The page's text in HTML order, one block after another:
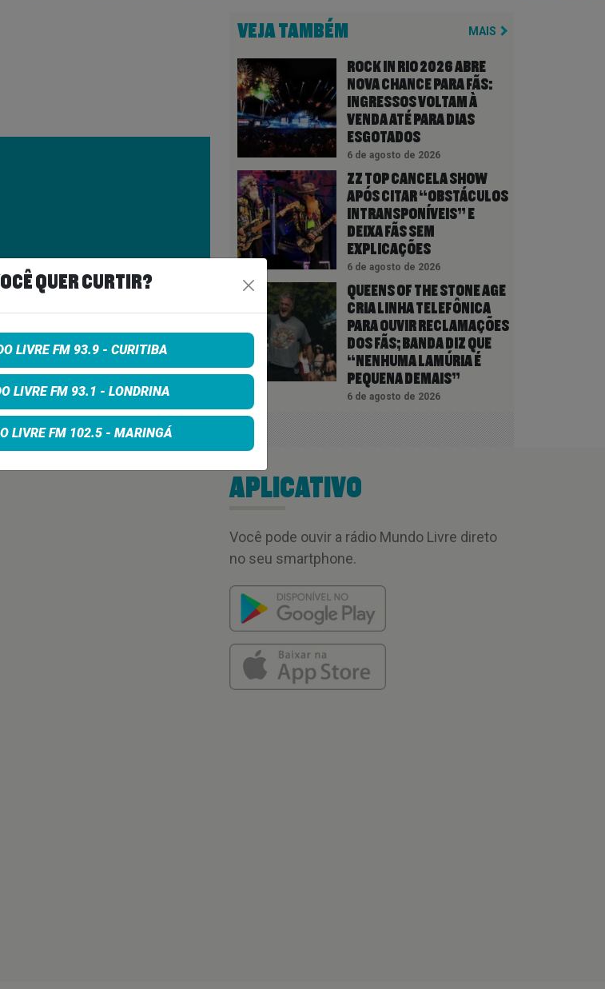
VEJA TAMBÉM MAIS
ROCK IN RIO 2026 ABRE
NOVA CHANCE PARA FÃS:
INGRESSOS VOLTAM À
VENDA ATÉ PARA DIAS
ESGOTADOS
6 de agosto de 2026
ZZ TOP CANCELA SHOW
APÓS CITAR “OBSTÁCULOS
INTRANSPONÍVEIS” E
DEIXA FÃS SEM
EXPLICAÇÕES
6 de agosto de 2026
QUEENS OF THE STONE AGE
CRIA LINHA TELEFÔNICA
PARA OUVIR RECLAMAÇÕES
DOS FÃS; BANDA DIZ QUE
“NENHUMA LAMÚRIA É
PEQUENA DEMAIS”
6 de agosto de 2026
APLICATIVO
Você pode ouvir a rádio Mundo Livre direto
no seu smartphone.
QUER CURTIR?
LIVRE FM 93.9 - CURITIBA
LIVRE FM 93.1 - LONDRINA
LIVRE FM 102.5 - MARINGÁ